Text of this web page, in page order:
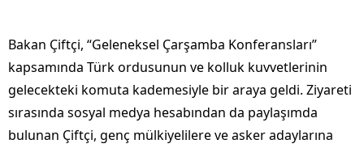
Bakan Çiftçi, “Geleneksel Çarşamba Konferansları”
kapsamında Türk ordusunun ve kolluk kuvvetlerinin
gelecekteki komuta kademesiyle bir araya geldi. Ziyareti
sırasında sosyal medya hesabından da paylaşımda
bulunan Çiftçi, genç mülkiyelilere ve asker adaylarına